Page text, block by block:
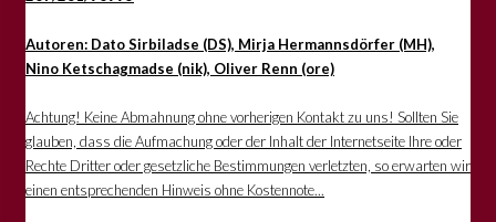
Autoren: Dato Sirbiladse (DS), Mirja Hermannsdörfer (MH),
Nino Ketschagmadse (nik), Oliver Renn (ore)
Achtung! Keine Abmahnung ohne vorherigen Kontakt zu uns! Sollten Sie
glauben, dass die Aufmachung oder der Inhalt der Internetseite Ihre oder
Rechte Dritter oder gesetzliche Bestimmungen verletzten, so erwarten wir
einen entsprechenden Hinweis ohne Kostennote...